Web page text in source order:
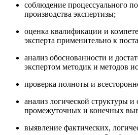
соблюдение процессуального
производства экспертизы;
оценка квалификации и
эксперта применительно к
анализ обоснованности и
экспертом методик и методов
проверка полноты и
анализ логической структуры и
промежуточных и конечных
выявление фактических,